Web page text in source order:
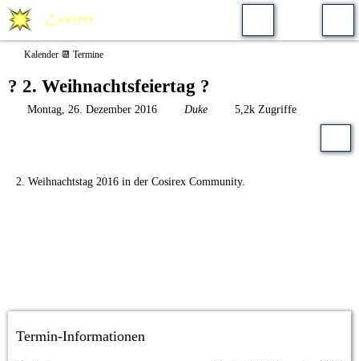
Kalender 📆 Termine
? 2. Weihnachtsfeiertag ?
Montag, 26. Dezember 2016 Duke 5,2k Zugriffe
2. Weihnachtstag 2016 in der Cosirex Community.
Termin-Informationen